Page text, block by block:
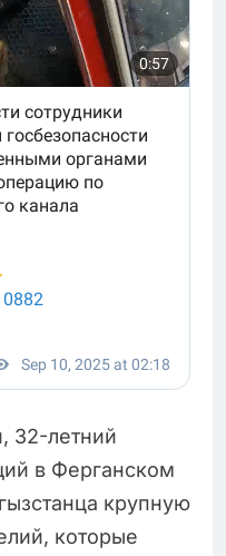
32-летний
в Ферганском
крупную
которые